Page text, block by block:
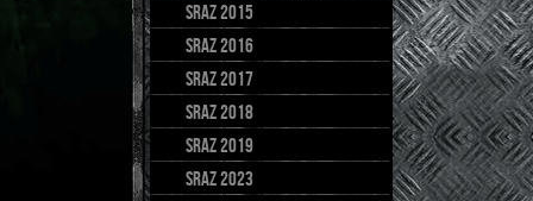
Sraz 2015
sraz 2016
Sraz 2017
SRAZ 2018
SRAZ 2019
sraz 2023